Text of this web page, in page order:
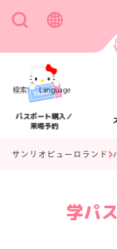
検索 Language
パスポート購入／
来場予約
アクセス
サンリオピューロランド
学パ